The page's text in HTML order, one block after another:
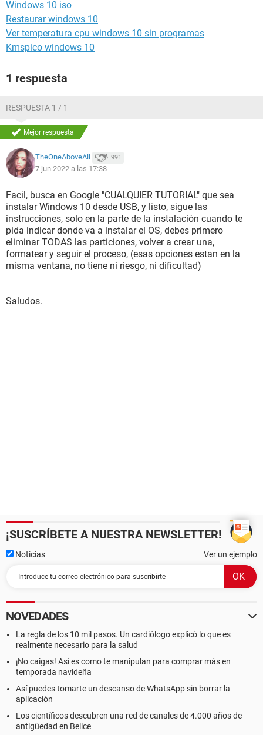
Windows 10 iso
Restaurar windows 10
Ver temperatura cpu windows 10 sin programas
Kmspico windows 10
1 respuesta
RESPUESTA 1 / 1
Mejor respuesta
TheOneAboveAll 991
7 jun 2022 a las 17:38
Facil, busca en Google "CUALQUIER TUTORIAL" que sea
instalar Windows 10 desde USB, y listo, sigue las
instrucciones, solo en la parte de la instalación cuando te
pida indicar donde va a instalar el OS, debes primero
eliminar TODAS las particiones, volver a crear una,
formatear y seguir el proceso, (esas opciones estan en la
misma ventana, no tiene ni riesgo, ni dificultad)
Saludos.
¡SUSCRÍBETE A NUESTRA NEWSLETTER!
Noticias Ver un ejemplo
NOVEDADES
La regla de los 10 mil pasos. Un cardiólogo explicó lo que es
realmente necesario para la salud
¡No caigas! Así es como te manipulan para comprar más en
temporada navideña
Así puedes tomarte un descanso de WhatsApp sin borrar la
aplicación
Los científicos descubren una red de canales de 4.000 años de
antigüedad en Belice